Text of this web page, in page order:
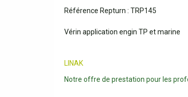
Référence Repturn : TRP145
Vérin application engin TP et marine
LINAK
Notre offre de prestation pour les